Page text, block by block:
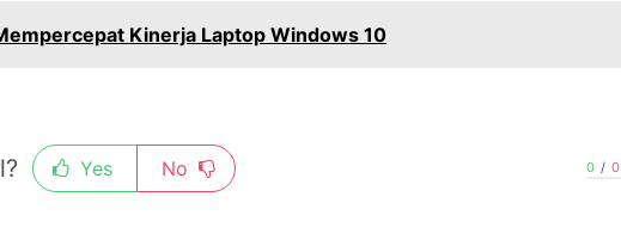
Kinerja Laptop Windows 10
Yes No 0 / 0